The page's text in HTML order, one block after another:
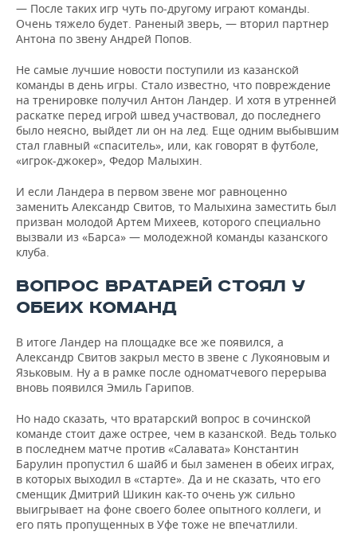
— После таких игр чуть по-другому играют команды.
Очень тяжело будет. Раненый зверь, — вторил партнер
Антона по звену Андрей Попов.
Не самые лучшие новости поступили из казанской
команды в день игры. Стало известно, что повреждение
на тренировке получил Антон Ландер. И хотя в утренней
раскатке перед игрой швед участвовал, до последнего
было неясно, выйдет ли он на лед. Еще одним выбывшим
стал главный «спаситель», или, как говорят в футболе,
«игрок-джокер», Федор Малыхин.
И если Ландера в первом звене мог равноценно
заменить Александр Свитов, то Малыхина заместить был
призван молодой Артем Михеев, которого специально
вызвали из «Барса» — молодежной команды казанского
клуба.
ВОПРОС ВРАТАРЕЙ СТОЯЛ У
ОБЕИХ КОМАНД
В итоге Ландер на площадке все же появился, а
Александр Свитов закрыл место в звене с Лукояновым и
Язьковым. Ну а в рамке после одноматчевого перерыва
вновь появился Эмиль Гарипов.
Но надо сказать, что вратарский вопрос в сочинской
команде стоит даже острее, чем в казанской. Ведь только
в последнем матче против «Салавата» Константин
Барулин пропустил 6 шайб и был заменен в обеих играх,
в которых выходил в «старте». Да и не сказать, что его
сменщик Дмитрий Шикин как-то очень уж сильно
выигрывает на фоне своего более опытного коллеги, и
его пять пропущенных в Уфе тоже не впечатлили.